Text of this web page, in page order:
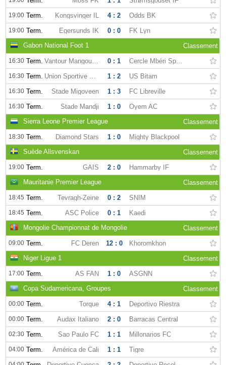
19:00 Term. Kongsvinger IL 4 : 2 Odds BK
19:00 Term. Egersunds IK 0 : 0
FK Lyn
Gabon National Foot 1
Classement
16:30 Term. Vantour Mangoungou 0 : 1 Cercle Mbéri Sportif
16:30 Term. Union Sportive dOyem 1 : 2 US Bitam
16:30 Term. Stade Migoveen 1 : 3 FC Libreville
16:30 Term. Stade Mandji 1 : 0
Oyem AC
Sierra Leone Premier League
Classement
18:30 Term. Diamond Stars 1 : 0
Mighty Blackpool
Suède Allsvenskan
Classement
19:00 Term. GAIS 2 : 0
Hammarby IF
Mauritanie Premier League
Classement
18:45 Term. Tevragh-Zeine 0 : 2 SNIM
18:45 Term. ASC Police 0 : 1
Kaedi
Mongolie Championnat de Mongolie
Classement
09:00 Term. FC Deren 12 : 0
Khoromkhon
Niger Ligue 1
Classement
17:00 Term. AS FAN 1 : 0
ASGNN
Copa Sudamericana, Groupes
Classement
00:00 Term. Torque 4 : 1 Deportivo Riestra
00:00 Term. Audax Italiano 2 : 0 Barracas Central
02:30 Term. Sao Paulo FC 1 : 1 Millonarios FC
04:00 Term. América de Cali 1 : 1 Tigre